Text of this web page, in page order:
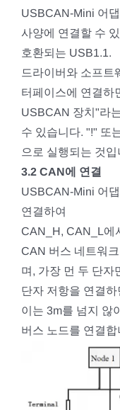
문의하기
Korean
USBCAN-Mini 어
사양에 연결할 수
호환되는 USB1.1.
드라이버와 소프트
터페이스에 연결하
USBCAN 장치"라
수 있습니다. "!" 또
으로 실행되는 것입
3.2 CAN에 연결
USBCAN-Mini 어
연결하여
CAN_H, CAN_L에
CAN 버스 네트워
며, 가장 먼 두 단
단자 저항을 연결
이는 3m를 넘지 않
버스 노드를 연결합